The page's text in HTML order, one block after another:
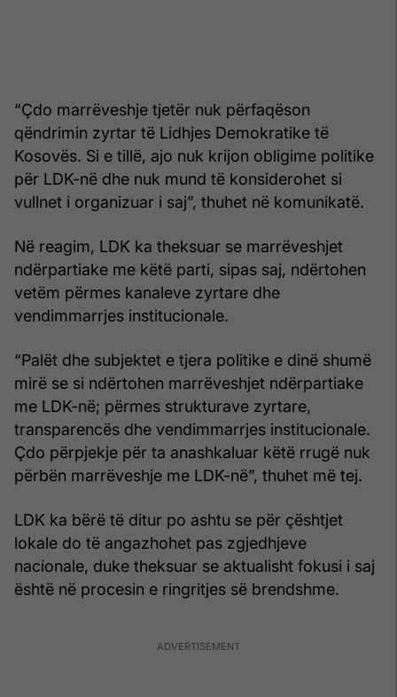
“Çdo marrëveshje tjetër nuk përfaqëson
qëndrimin zyrtar të Lidhjes Demokratike të
Kosovës. Si e tillë, ajo nuk krijon obligime politike
për LDK-në dhe nuk mund të konsiderohet si
vullnet i organizuar i saj”, thuhet në komunikatë.
Në reagim, LDK ka theksuar se marrëveshjet
ndërpartiake me këtë parti, sipas saj, ndërtohen
vetëm përmes kanaleve zyrtare dhe
vendimmarrjes institucionale.
“Palët dhe subjektet e tjera politike e dinë shumë
mirë se si ndërtohen marrëveshjet ndërpartiake
me LDK-në; përmes strukturave zyrtare,
transparencës dhe vendimmarrjes institucionale.
Çdo përpjekje për ta anashkaluar këtë rrugë nuk
përbën marrëveshje me LDK-në”, thuhet më tej.
LDK ka bërë të ditur po ashtu se për çështjet
lokale do të angazhohet pas zgjedhjeve
nacionale, duke theksuar se aktualisht fokusi i saj
është në procesin e ringritjes së brendshme.